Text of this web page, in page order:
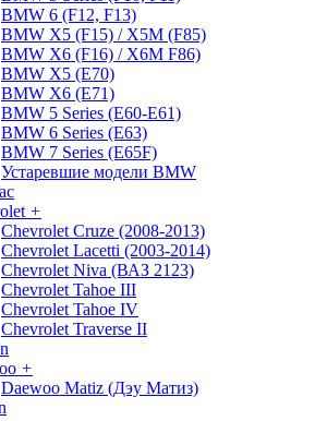
BMW 6 (F12, F13)
BMW X5 (F15) / X5M (F85)
BMW X6 (F16) / X6M F86)
BMW X5 (E70)
BMW X6 (E71)
BMW 5 Series (E60-E61)
BMW 6 Series (E63)
BMW 7 Series (E65F)
Устаревшие модели BMW
+
Chevrolet Cruze (2008-2013)
Chevrolet Lacetti (2003-2014)
Chevrolet Niva (ВАЗ 2123)
Chevrolet Tahoe III
Chevrolet Tahoe IV
Chevrolet Traverse II
+
Daewoo Matiz (Дэу Матиз)